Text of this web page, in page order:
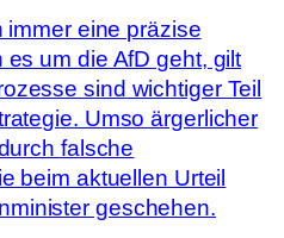
immer eine präzise
um die AfD geht, gilt
sind wichtiger Teil
Umso ärgerlicher
falsche
beim aktuellen Urteil
geschehen.